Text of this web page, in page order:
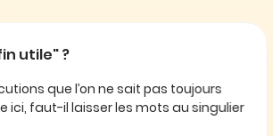
utile" ?
que l’on ne sait pas toujours
ici, faut-il laisser les mots au singulier